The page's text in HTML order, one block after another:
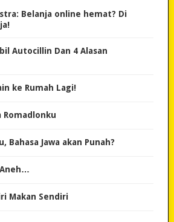
Belanja online hemat? Di
Autocillin Dan 4 Alasan
ke Rumah Lagi!
Romadlonku
Bahasa Jawa akan Punah?
Makan Sendiri